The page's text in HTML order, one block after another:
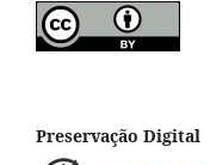
Preservação Digital